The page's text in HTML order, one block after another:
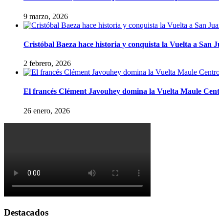
9 marzo, 2026
Cristóbal Baeza hace historia y conquista la Vuelta a San
2 febrero, 2026
El francés Clément Javouhey domina la Vuelta Maule
26 enero, 2026
Destacados